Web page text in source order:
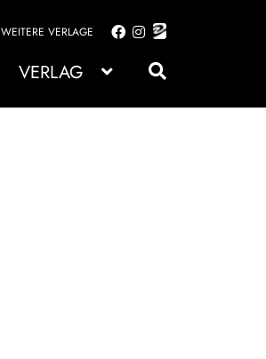
WEITERE VERLAGE
Zur
springen
Zum
springen
VERLAG